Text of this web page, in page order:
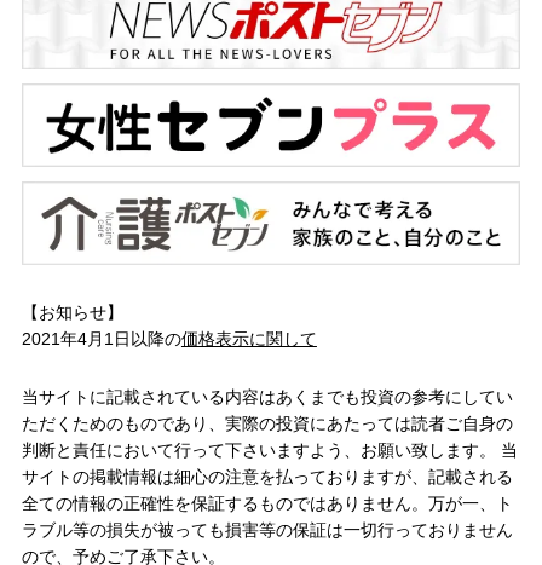
【お知らせ】
2021年4月1日以降の価格表示に関して
当サイトに記載されている内容はあくまでも投資の参考にしてい
ただくためのものであり、実際の投資にあたっては読者ご自身の
判断と責任において行って下さいますよう、お願い致します。 当
サイトの掲載情報は細心の注意を払っておりますが、記載される
全ての情報の正確性を保証するものではありません。万が一、ト
ラブル等の損失が被っても損害等の保証は一切行っておりません
ので、予めご了承下さい。